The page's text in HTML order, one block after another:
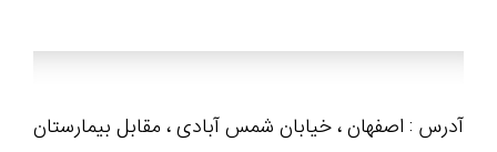
آدرس : اصفهان ، خیابان شمس آبادی ، مقابل بیمارستان